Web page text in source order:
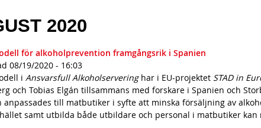
2020
för alkoholprevention framgångsrik i Spanien
08/19/2020 - 16:03
i Ansvarsfull Alkoholserveringhar i EU-projektet STAD in
och Tobias Elgán tillsammans med forskare i Spanien och
anpassades till matbutiker i syfte att minska försäljning av
samt utbilda både utbildare och personal i matbutiker